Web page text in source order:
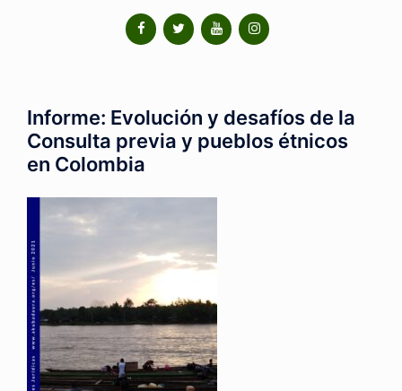
Informe: Evolución y desafíos de la
Consulta previa y pueblos étnicos
en Colombia